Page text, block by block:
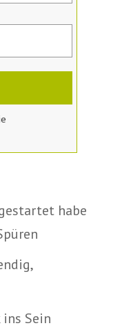
habe
Sein